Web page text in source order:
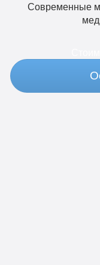
Современные